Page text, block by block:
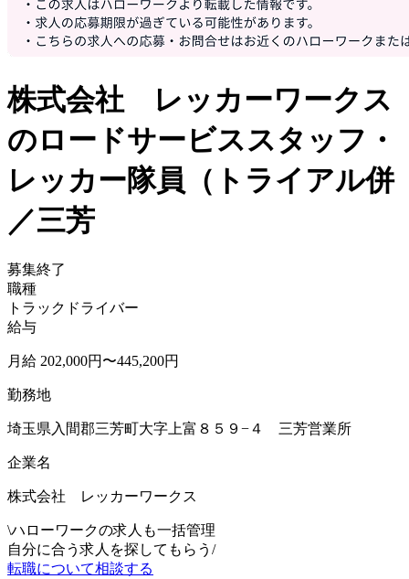
株式会社 レッカーワークス
のロードサービススタッフ・
レッカー隊員（トライアル併
／三芳
募集終了
職種
トラックドライバー
給与
月給 202,000円〜445,200円
勤務地
埼玉県入間郡三芳町大字上富８５９−４ 三芳営業所
企業名
株式会社 レッカーワークス
\ハローワークの求人も一括管理
自分に合う求人を探してもらう /
転職について相談する